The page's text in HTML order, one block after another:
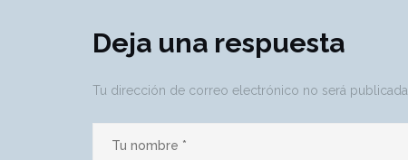
Deja una respuesta
Tu dirección de correo electrónico no será publicada.